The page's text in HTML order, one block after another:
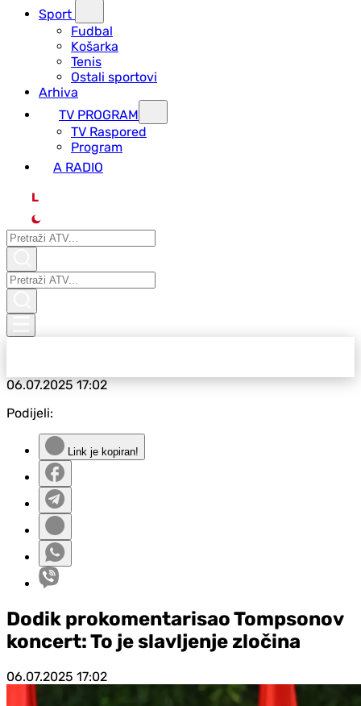
Sport
Fudbal
Košarka
Tenis
Ostali sportovi
Arhiva
TV PROGRAM
ТV Raspored
Program
A RADIO
L
06.07.202517:02
Podijeli:
Link je kopiran!
Dodik prokomentarisao Tompsonov
koncert: To je slavljenje zločina
06.07.2025 17:02